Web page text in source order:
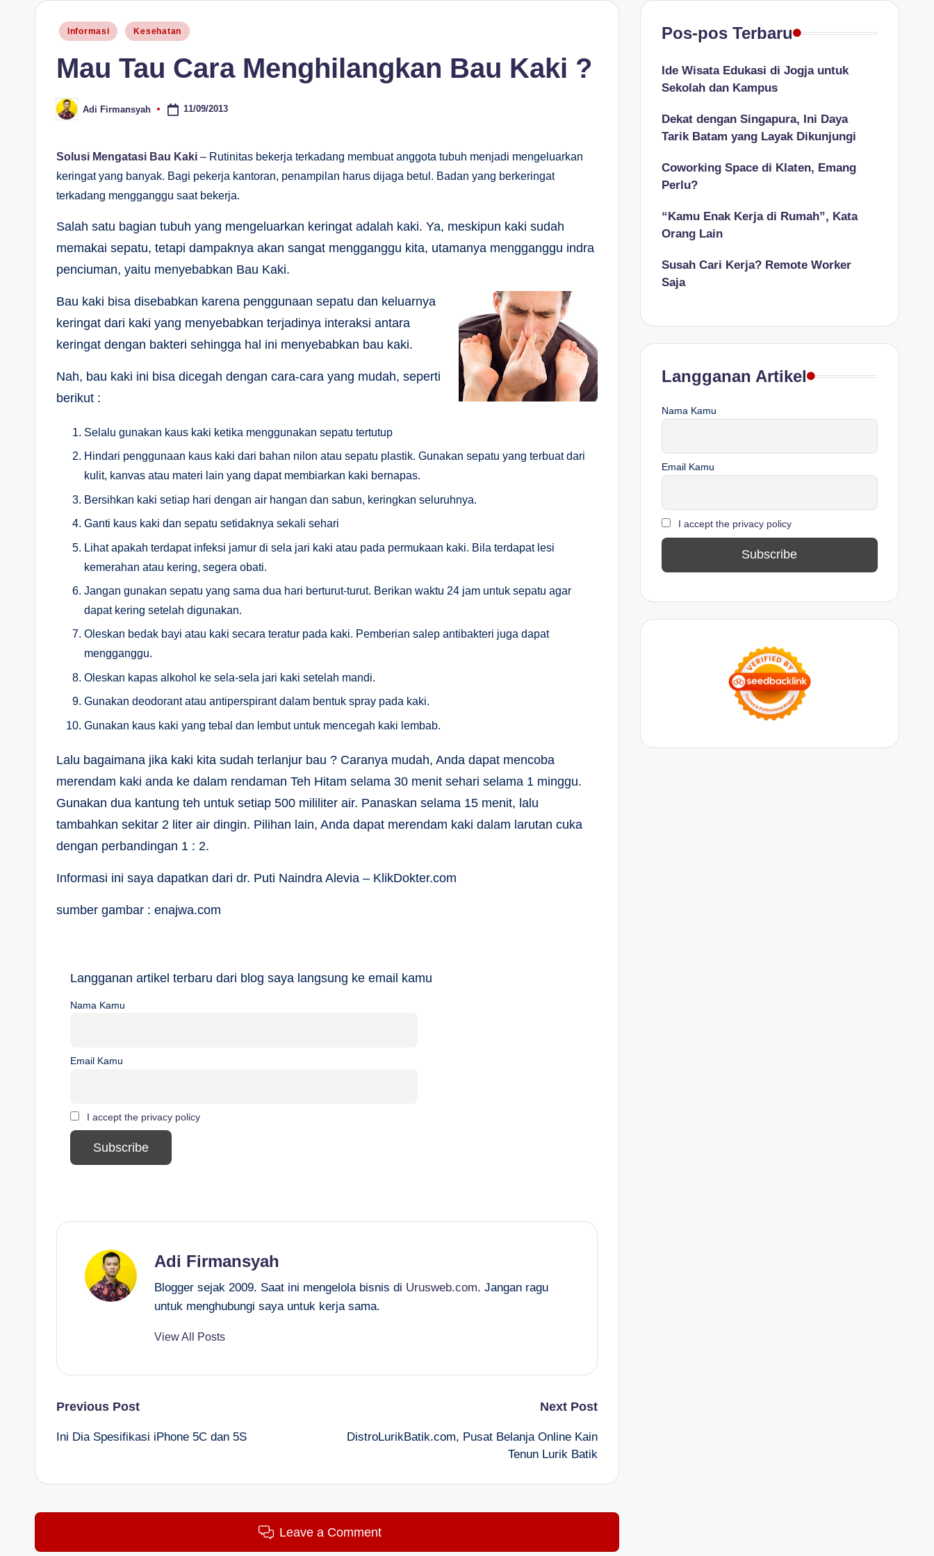
Posted
Informasi Kesehatan
Mau Tau Cara Menghilangkan Bau Kaki ?
Posted
by
Adi Firmansyah 11/09/2013
Solusi Mengatasi Bau Kaki – Rutinitas bekerja terkadang membuat anggota tubuh menjadi mengeluarkan
keringat yang banyak. Bagi pekerja kantoran, penampilan harus dijaga betul. Badan yang berkeringat
terkadang mengganggu saat bekerja.
Salah satu bagian tubuh yang mengeluarkan keringat adalah kaki. Ya, meskipun kaki sudah
memakai sepatu, tetapi dampaknya akan sangat mengganggu kita, utamanya mengganggu indra
penciuman, yaitu menyebabkan Bau Kaki.
Bau kaki bisa disebabkan karena penggunaan sepatu dan keluarnya
keringat dari kaki yang menyebabkan terjadinya interaksi antara
keringat dengan bakteri sehingga hal ini menyebabkan bau kaki.
Nah, bau kaki ini bisa dicegah dengan cara-cara yang mudah, seperti
berikut :
Selalu gunakan kaus kaki ketika menggunakan sepatu tertutup
Hindari penggunaan kaus kaki dari bahan nilon atau sepatu plastik. Gunakan sepatu yang terbuat dari
kulit, kanvas atau materi lain yang dapat membiarkan kaki bernapas.
Bersihkan kaki setiap hari dengan air hangan dan sabun, keringkan seluruhnya.
Ganti kaus kaki dan sepatu setidaknya sekali sehari
Lihat apakah terdapat infeksi jamur di sela jari kaki atau pada permukaan kaki. Bila terdapat lesi
kemerahan atau kering, segera obati.
Jangan gunakan sepatu yang sama dua hari berturut-turut. Berikan waktu 24 jam untuk sepatu agar
dapat kering setelah digunakan.
Oleskan bedak bayi atau kaki secara teratur pada kaki. Pemberian salep antibakteri juga dapat
mengganggu.
Oleskan kapas alkohol ke sela-sela jari kaki setelah mandi.
Gunakan deodorant atau antiperspirant dalam bentuk spray pada kaki.
Gunakan kaus kaki yang tebal dan lembut untuk mencegah kaki lembab.
Lalu bagaimana jika kaki kita sudah terlanjur bau ? Caranya mudah, Anda dapat mencoba
merendam kaki anda ke dalam rendaman Teh Hitam selama 30 menit sehari selama 1 minggu.
Gunakan dua kantung teh untuk setiap 500 mililiter air. Panaskan selama 15 menit, lalu
tambahkan sekitar 2 liter air dingin. Pilihan lain, Anda dapat merendam kaki dalam larutan cuka
dengan perbandingan 1 : 2.
Informasi ini saya dapatkan dari dr. Puti Naindra Alevia – KlikDokter.com
sumber gambar : enajwa.com
Langganan artikel terbaru dari blog saya langsung ke email kamu
Nama Kamu
Email Kamu
I accept the privacy policy
Adi Firmansyah
Blogger sejak 2009. Saat ini mengelola bisnis di Urusweb.com. Jangan ragu
untuk menghubungi saya untuk kerja sama.
View All Posts
Post
navigation
Previous Post
Ini Dia Spesifikasi iPhone 5C dan 5S
Next Post
DistroLurikBatik.com, Pusat Belanja Online Kain
Tenun Lurik Batik
Leave a Comment
Pos-pos Terbaru
Ide Wisata Edukasi di Jogja untuk
Sekolah dan Kampus
Dekat dengan Singapura, Ini Daya
Tarik Batam yang Layak Dikunjungi
Coworking Space di Klaten, Emang
Perlu?
“Kamu Enak Kerja di Rumah”, Kata
Orang Lain
Susah Cari Kerja? Remote Worker
Saja
Langganan Artikel
Nama Kamu
Email Kamu
I accept the privacy policy